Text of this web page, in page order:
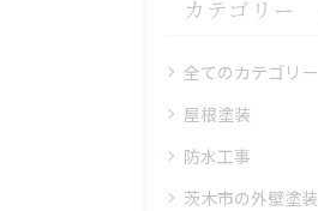
カテゴリー
全てのカテゴリー
屋根塗装
防水工事
茨木市の外壁塗装